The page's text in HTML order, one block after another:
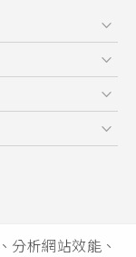
析網站效能、